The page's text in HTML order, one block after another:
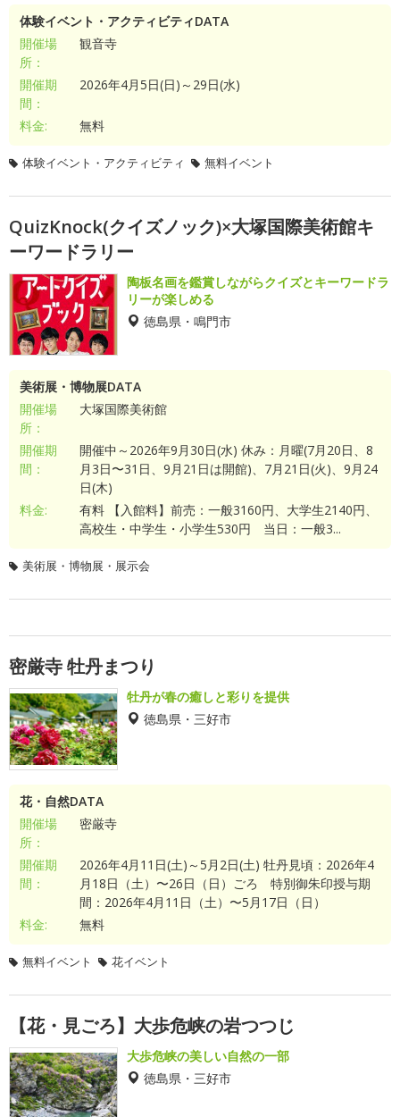
体験イベント・アクティビティDATA
開催場
所：
観音寺
開催期
間：
2026年4月5日(日)～29日(水)
料金: 無料
体験イベント・アクティビティ 無料イベント
QuizKnock(クイズノック)×大塚国際美術館キ
ーワードラリー
陶板名画を鑑賞しながらクイズとキーワードラ
リーが楽しめる
徳島県・鳴門市
美術展・博物展DATA
開催場
所：
大塚国際美術館
開催期
間：
開催中～2026年9月30日(水) 休み：月曜(7月20日、8
月3日〜31日、9月21日は開館)、7月21日(火)、9月24
日(木)
料金:
有料 【入館料】前売：一般3160円、大学生2140円、
高校生・中学生・小学生530円 当日：一般3...
美術展・博物展・展示会
密厳寺 牡丹まつり
牡丹が春の癒しと彩りを提供
徳島県・三好市
花・自然DATA
開催場
所：
密厳寺
開催期
間：
2026年4月11日(土)～5月2日(土) 牡丹見頃：2026年4
月18日（土）〜26日（日）ごろ 特別御朱印授与期
間：2026年4月11日（土）〜5月17日（日）
料金:
無料
無料イベント 花イベント
【花・見ごろ】大歩危峡の岩つつじ
大歩危峡の美しい自然の一部
徳島県・三好市